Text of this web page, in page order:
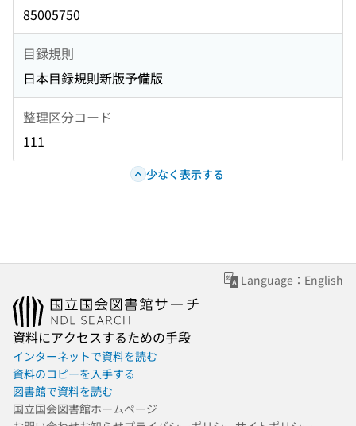
85005750
目録規則
日本目録規則新版予備版
整理区分コード
111
少なく表示する
Language：English
資料にアクセスするための手段
インターネットで資料を読む
資料のコピーを入手する
図書館で資料を読む
国立国会図書館ホームページ